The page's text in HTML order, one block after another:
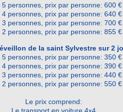
5 personnes, prix par personne: 600 €
4 personnes, prix par personne: 640 €
3 personnes, prix par personne: 700 €
2 personnes, prix par personne: 855 €
de la saint Sylvestre sur 2
5 personnes, prix par personne: 350 €
4 personnes, prix par personne: 390 €
3 personnes, prix par personne: 440 €
2 personnes, prix par personne: 550 €
Le prix comprend: